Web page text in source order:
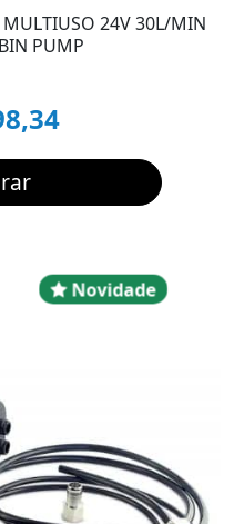
MULTIUSO 24V 30L/MIN
PUMP
Novidade